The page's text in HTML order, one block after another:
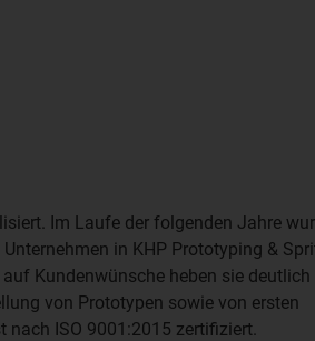
Im Laufe der folgenden Jahre
in KHP Prototyping &
Kundenwünsche heben sie deutlich
von Prototypen sowie von ersten
ISO 9001:2015 zertifiziert.